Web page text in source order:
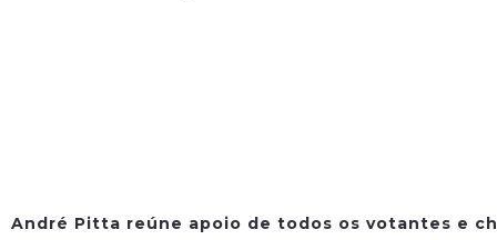
André Pitta reúne apoio de todos os votantes e